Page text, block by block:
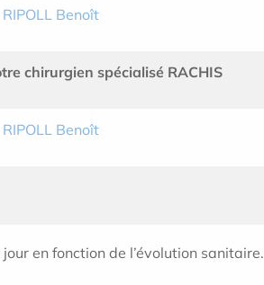
Benoît
chirurgien spécialisé RACHIS
Benoît
en fonction de l’évolution sanitaire.